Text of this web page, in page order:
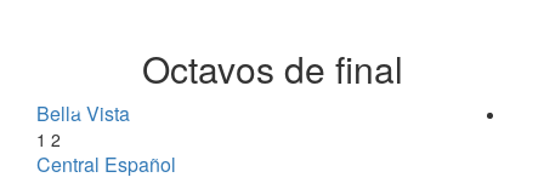
Octavos de final
Bella Vista
1 2
Central Español